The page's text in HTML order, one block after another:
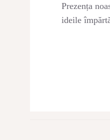
Prezența
ideile